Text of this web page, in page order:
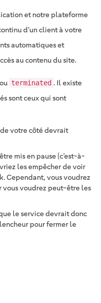
et notre plateforme
d’un client à votre
automatiques et
au contenu du site.
ou terminated . Il existe
sont ceux qui sont
votre côté devrait
mis en pause (c’est-à-
les empêcher de voir
Cependant, vous voudrez
vous voudrez peut-être les
le service devrait donc
pour fermer le